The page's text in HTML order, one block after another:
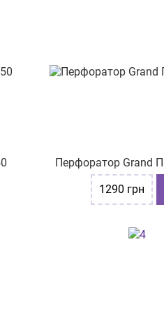
Перфоратор Grand
1290 грн